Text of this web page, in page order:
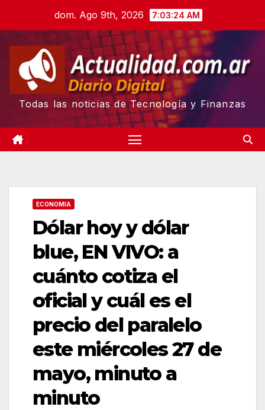
content
dom. Ago 9th, 2026 7:03:25 AM
Todas las noticias de Tecnología y Finanzas
ECONOMIA
Dólar hoy y dólar
blue, EN VIVO: a
cuánto cotiza el
oficial y cuál es el
precio del paralelo
este miércoles 27 de
mayo, minuto a
minuto